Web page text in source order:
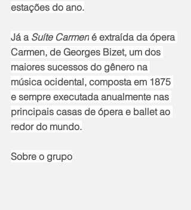
estações do ano.
Já a Suíte Carmen é extraída da ópera
Carmen, de Georges Bizet, um dos
maiores sucessos do gênero na
música ocidental, composta em 1875
e sempre executada anualmente nas
principais casas de ópera e ballet ao
redor do mundo.
Sobre o grupo